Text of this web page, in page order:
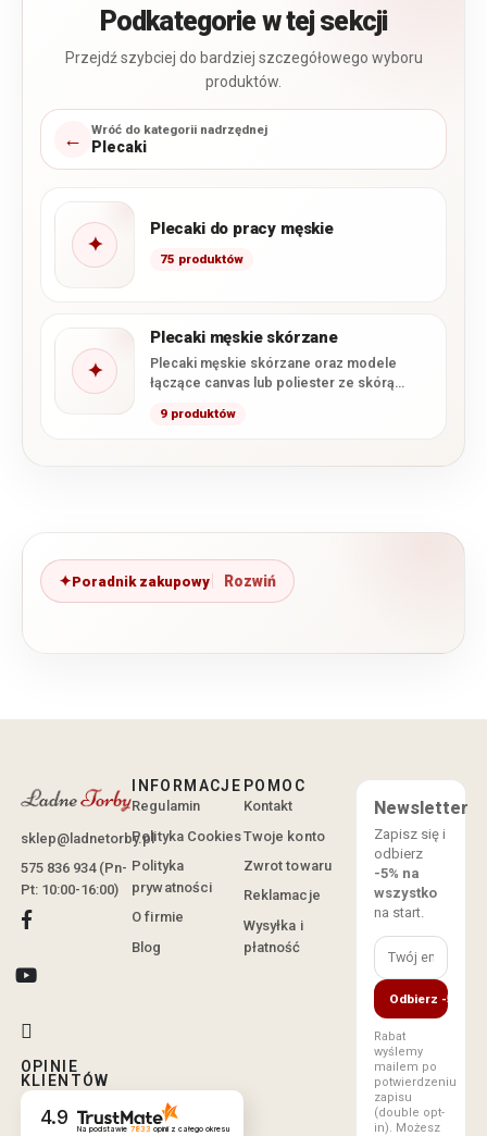
Podkategorie w tej sekcji
Przejdź szybciej do bardziej szczegółowego wyboru
produktów.
← Wróć do kategorii nadrzędnej
Plecaki
✦
Plecaki do pracy męskie
75 produktów
✦
Plecaki męskie skórzane
Plecaki męskie skórzane oraz modele
łączące canvas lub poliester ze skórą
9 produktów
Poradnik zakupowy
sklep@ladnetorby.pl
575 836 934 (Pn-
Pt: 10:00-16:00)
OPINIE
KLIENTÓW
4.9 Na podstawie 7833 opinii z całego okresu
INFORMACJE
Regulamin
Polityka Cookies
Polityka
prywatności
O firmie
Blog
POMOC
Kontakt
Twoje konto
Zwrot towaru
Reklamacje
Wysyłka i
płatność
Newsletter
Zapisz się i
odbierz
-5% na
wszystko
na start.
Odbierz -5%
Rabat
wyślemy
mailem po
potwierdzeniu
zapisu
(double opt-
in). Możesz